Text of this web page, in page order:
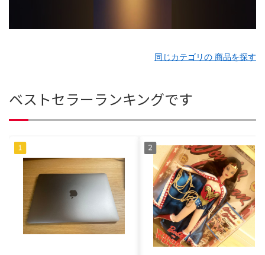
同じカテゴリの 商品を探す
ベストセラーランキングです